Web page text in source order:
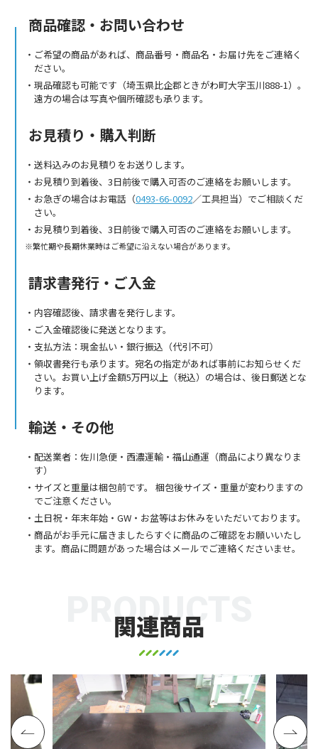
商品確認・お問い合わせ
ご希望の商品があれば、商品番号・商品名・お届け先をご連絡く
ださい。
現品確認も可能です（埼玉県比企郡ときがわ町大字玉川888-1）。
遠方の場合は写真や個所確認も承ります。
お見積り・購入判断
送料込みのお見積りをお送りします。
お見積り到着後、3日前後で購入可否のご連絡をお願いします。
お急ぎの場合はお電話（0493-66-0092／工具担当）でご相談くだ
さい。
お見積り到着後、3日前後で購入可否のご連絡をお願いします。
繁忙期や長期休業時はご希望に沿えない場合があります。
請求書発行・ご入金
内容確認後、請求書を発行します。
ご入金確認後に発送となります。
支払方法：現金払い・銀行振込（代引不可）
領収書発行も承ります。宛名の指定があれば事前にお知らせくだ
さい。お買い上げ金額5万円以上（税込）の場合は、後日郵送とな
ります。
輸送・その他
配送業者：佐川急便・西濃運輸・福山通運（商品により異なりま
す）
サイズと重量は梱包前です。 梱包後サイズ・重量が変わりますの
でご注意ください。
土日祝・年末年始・GW・お盆等はお休みをいただいております。
商品がお手元に届きましたらすぐに商品のご確認をお願いいたし
ます。商品に問題があった場合はメールでご連絡くださいませ。
関連商品
PRODUCTS